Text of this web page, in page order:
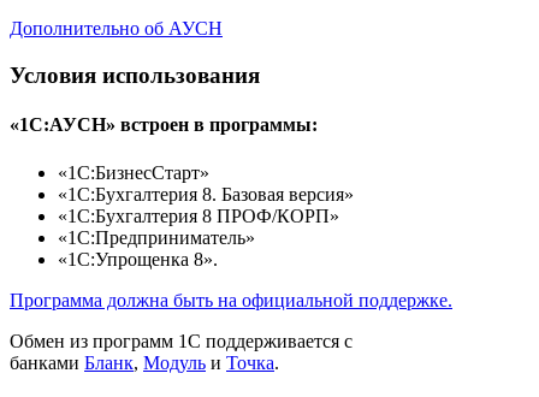
Дополнительно об АУСН
Условия использования
«1С:АУСН» встроен в программы:
«1С:БизнесСтарт»
«1С:Бухгалтерия 8. Базовая версия»
«1C:Бухгалтерия 8 ПРОФ/КОРП»
«1С:Предприниматель»
«1С:Упрощенка 8».
Программа должна быть на официальной поддержке.
Обмен из программ 1С поддерживается с
банками Бланк, Модуль и Точка.